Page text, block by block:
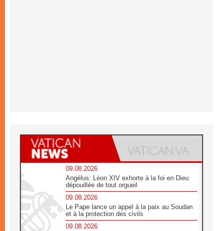
09.08.2026
Angélus: Léon XIV exhorte à la foi en Dieu
dépouillée de tout orgueil
09.08.2026
Le Pape lance un appel à la paix au Soudan
et à la protection des civils
09.08.2026